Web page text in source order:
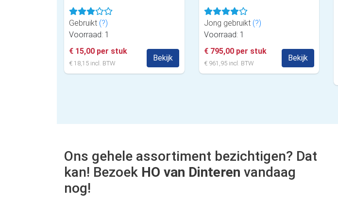
Gebruikt (?)
Voorraad: 1
€ 15,00 per stuk
€ 18,15 incl. BTW
Bekijk
Jong gebruikt (?)
Voorraad: 1
€ 795,00 per stuk
€ 961,95 incl. BTW
Bekijk
Ons gehele assortiment bezichtigen? Dat
kan! Bezoek HO van Dinteren vandaag
nog!